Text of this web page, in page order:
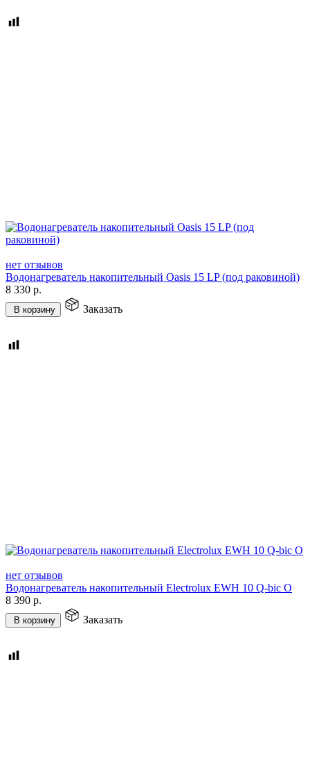
нет отзывов
Водонагреватель накопительный Oasis 15 LP (под раковиной)
8 330 р.
В корзину Заказать
нет отзывов
Водонагреватель накопительный Electrolux EWH 10 Q-bic O
8 390 р.
В корзину Заказать